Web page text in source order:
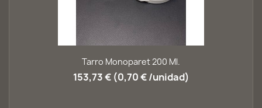
Tarro Monoparet 200 Ml.
153,73 € (0,70 € /unidad)